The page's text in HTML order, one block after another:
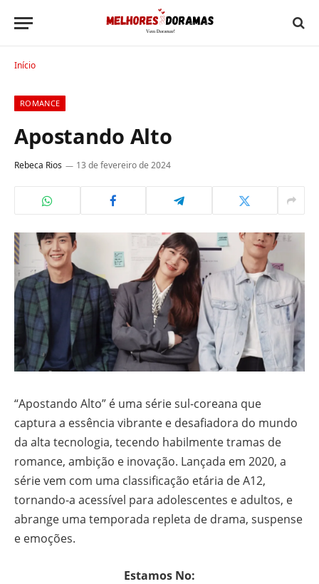
Início
ROMANCE
Apostando Alto
Rebeca Rios 13 de fevereiro de 2024
“Apostando Alto” é uma série sul-coreana que
captura a essência vibrante e desafiadora do mundo
da alta tecnologia, tecendo habilmente tramas de
romance, ambição e inovação. Lançada em 2020, a
série vem com uma classificação etária de A12,
tornando-a acessível para adolescentes e adultos, e
abrange uma temporada repleta de drama, suspense
e emoções.
Estamos No: